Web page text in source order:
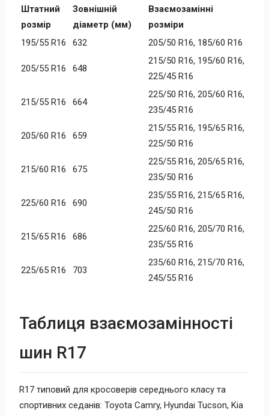
Штатний
розмір
Зовнішній
діаметр (мм)
Взаємозамінні
розміри
195/55 R16
632 205/50 R16, 185/60 R16
205/55 R16 648
215/50 R16, 195/60 R16,
225/45 R16
215/55 R16 664
225/50 R16, 205/60 R16,
235/45 R16
205/60 R16 659
215/55 R16, 195/65 R16,
225/50 R16
215/60 R16 675
225/55 R16, 205/65 R16,
235/50 R16
225/60 R16 690
235/55 R16, 215/65 R16,
245/50 R16
215/65 R16 686
225/60 R16, 205/70 R16,
235/55 R16
225/65 R16 703
235/60 R16, 215/70 R16,
245/55 R16
Таблиця взаємозамінності
шин R17
R17 типовий для кросоверів середнього класу та
спортивних седанів: Toyota Camry, Hyundai Tucson, Kia